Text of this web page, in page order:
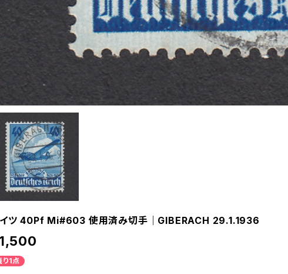
ツ 40Pf Mi#603 使用済み切手｜GIBERACH 29.1.1936
り1点